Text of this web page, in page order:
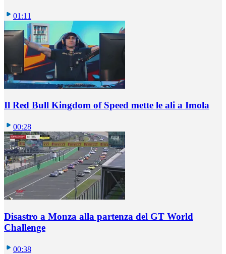
01:11
Il Red Bull Kingdom of Speed mette le ali a Imola
00:28
Disastro a Monza alla partenza del GT World
Challenge
00:38